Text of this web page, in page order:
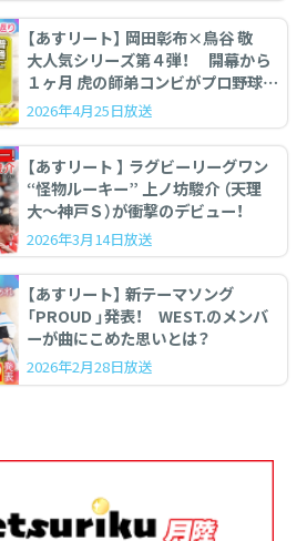
【あすリート】 岡田彰布×鳥谷 敬
大人気シリーズ第４弾！ 開幕から
１ヶ月 虎の師弟コンビがプロ野球を
ぶった斬る！
2026年4月25日放送
【あすリート 】 ラグビーリーグワン
“怪物ルーキー” 上ノ坊駿介 （天理
大〜神戸Ｓ）が衝撃のデビュー！
2026年3月14日放送
【あすリート】 新テーマソング
「PROUD 」発表！ WEST.のメンバ
ーが曲にこめた思いとは？
2026年2月28日放送